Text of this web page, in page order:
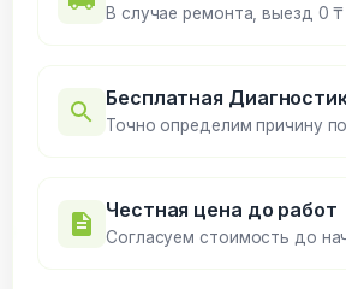
В случае ремонта, выезд 0 ₸
Бесплатная
Точно определим причину
Честная цена до работ
Согласуем стоимость до